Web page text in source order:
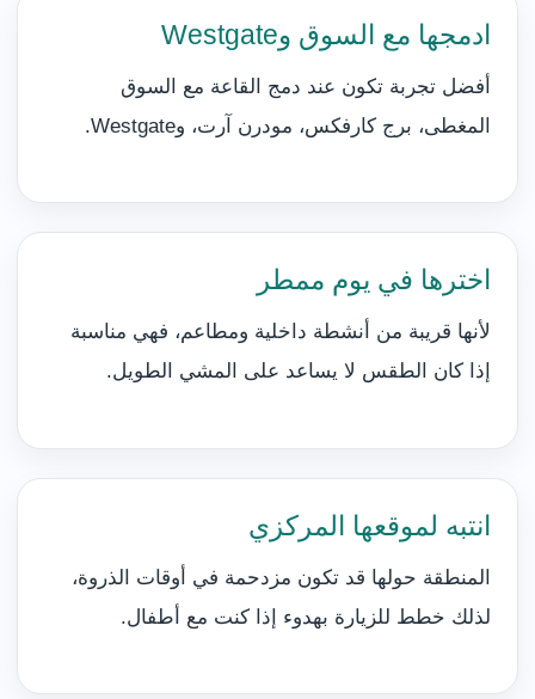
ادمجها مع السوق وWestgate
أفضل تجربة تكون عند دمج القاعة مع السوق
المغطى، برج كارفكس، مودرن آرت، وWestgate.
اخترها في يوم ممطر
لأنها قريبة من أنشطة داخلية ومطاعم، فهي مناسبة
إذا كان الطقس لا يساعد على المشي الطويل.
انتبه لموقعها المركزي
المنطقة حولها قد تكون مزدحمة في أوقات الذروة،
لذلك خطط للزيارة بهدوء إذا كنت مع أطفال.